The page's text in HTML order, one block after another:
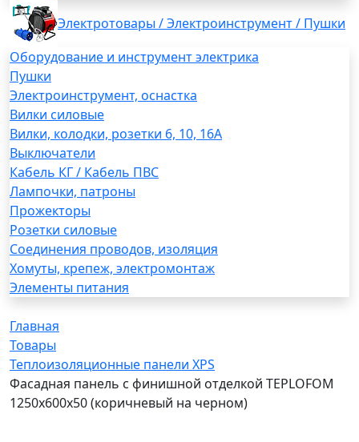
Электротовары / Электроинструмент / Пушки
Оборудование и инструмент электрика
Пушки
Электроинструмент, оснастка
Вилки силовые
Вилки, колодки, розетки 6, 10, 16А
Выключатели
Кабель КГ / Кабель ПВС
Лампочки, патроны
Прожекторы
Розетки силовые
Соединения проводов, изоляция
Хомуты, крепеж, электромонтаж
Элементы питания
Главная
Товары
Теплоизоляционные панели XPS
Фасадная панель с финишной отделкой TEPLOFOM
1250х600х50 (коричневый на черном)